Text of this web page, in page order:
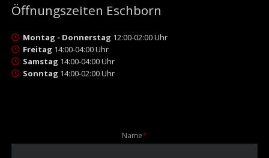
Öffnungszeiten Eschborn
Montag - Donnerstag 12:00-02:00 Uhr
Freitag 14:00-04:00 Uhr
Samstag 14:00-04:00 Uhr
Sonntag 14:00-02:00 Uhr
Pflichtfeld
Name*